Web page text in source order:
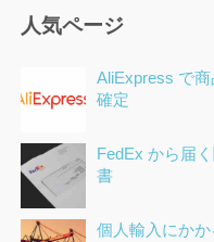
人気ページ
AliExpress で
確定
FedEx から届
書
個人輸入にか